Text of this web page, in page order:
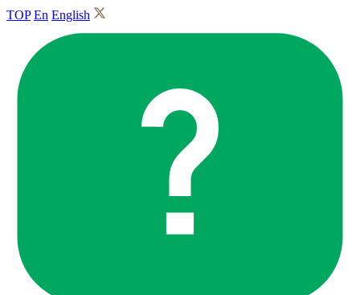
TOP En English